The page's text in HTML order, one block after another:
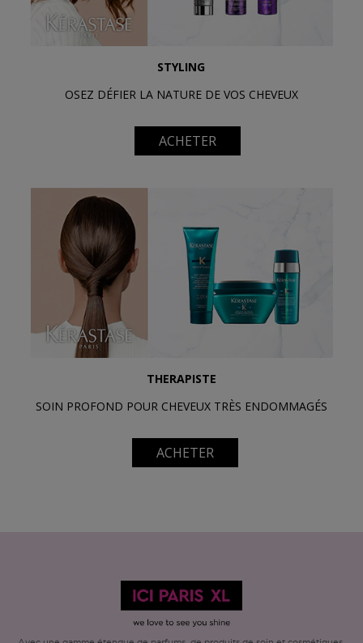
STYLING
OSEZ DÉFIER LA NATURE DE VOS CHEVEUX
ACHETER
THERAPISTE
SOIN PROFOND POUR CHEVEUX TRÈS ENDOMMAGÉS
ACHETER